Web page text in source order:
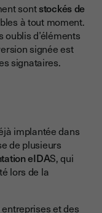
sontstockés de
à tout moment.
d’éléments
signée est
signataires.
implantée dans
de plusieurs
eIDAS, qui
lors de la
et des